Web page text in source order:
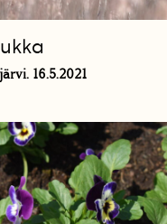
16.5.2021